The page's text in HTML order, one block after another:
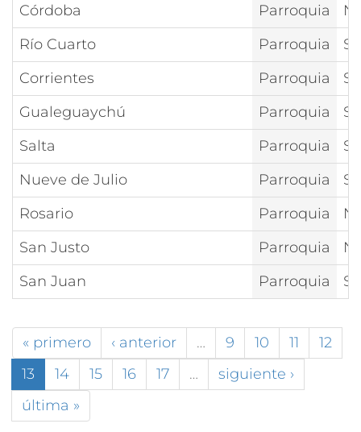
Córdoba
Parroquia
Río Cuarto
Parroquia
Corrientes
Parroquia
Gualeguaychú
Parroquia
Salta
Parroquia
Nueve de Julio
Parroquia
Rosario
Parroquia
San Justo
Parroquia
San Juan
Parroquia
« primero ‹ anterior … 9 10 11
12
13
14 15 16 17 …
siguiente ›
última »